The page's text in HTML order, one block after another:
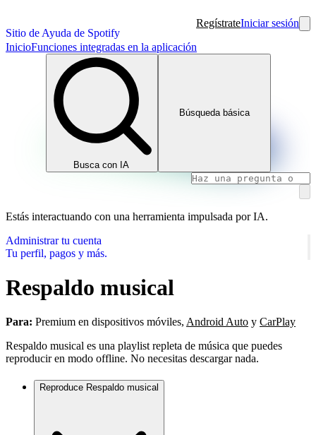
Sitio de Ayuda de Spotify
RegístrateIniciar sesión
InicioFunciones integradas en la aplicación
Busca con IA
Búsqueda básica
Estás interactuando con una herramienta impulsada por IA.
Administrar tu cuenta
Tu perfil, pagos y más.
Respaldo musical
Para: Premium en dispositivos móviles, Android Auto y CarPlay
Respaldo musical es una playlist repleta de música que puedes
reproducir en modo offline. No necesitas descargar nada.
Reproduce Respaldo musical